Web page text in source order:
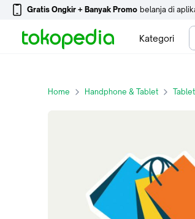
Gratis Ongkir + Banyak Promo belanja di
Kategori
Home Handphone & Tablet Tablet